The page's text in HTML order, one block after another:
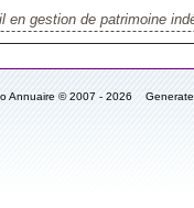
gestion de patrimoine
Annuaire © 2007 - 2026